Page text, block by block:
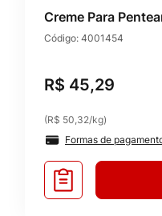
Creme Para
Código: 4001454
R$ 45,29
(R$ 50,32/kg)
Formas de